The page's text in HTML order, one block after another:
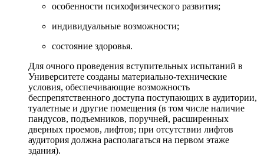
особенности психофизического развития;
индивидуальные возможности;
состояние здоровья.
Для очного проведения вступительных испытаний в
Университете созданы материально-технические
условия, обеспечивающие возможность
беспрепятственного доступа поступающих в аудитории,
туалетные и другие помещения (в том числе наличие
пандусов, подъемников, поручней, расширенных
дверных проемов, лифтов; при отсутствии лифтов
аудитория должна располагаться на первом этаже
здания).